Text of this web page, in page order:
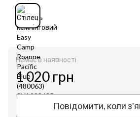
Немає в наявності
1 020 грн
Повідомити, коли